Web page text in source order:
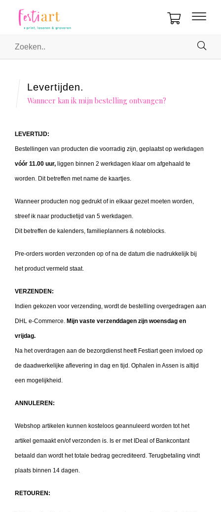
Levertijden.
Wanneer kan ik mijn bestelling ontvangen?
LEVERTIJD:
Bestellingen van producten die voorradig zijn, geplaatst op werkdagen
vóór 11.00 uur, liggen binnen 2 werkdagen klaar om afgehaald te
worden. Dit betreffen met name de kaartjes.
Wanneer producten nog gedrukt of in elkaar gezet moeten worden,
streef ik naar productietijd van 5 werkdagen.
Dit betreffen de kalenders, familieplanners & noteblocks.
Pre-orders worden verzonden op of na de datum die nadrukkelijk bij
het product vermeld staat.
VERZENDEN:
Indien gekozen voor verzending, wordt de bestelling overgedragen aan
DHL e-Commerce. Mijn vaste verzenddagen zijn woensdag en
vrijdag.
Na het overdragen aan de bezorgdienst heeft Festiart geen invloed op
de daadwerkelijke aflevering in dag en tijd. Ophalen in Assen is altijd
een mogelijkheid.
ANNULEREN:
Webshop artikelen kunnen kosteloos geannuleerd worden tot het
artikel gemaakt en/of verzonden is. Is er met IDeal of Bankcontant
betaald dan wordt het totale bedrag gecrediteerd. Terugbetaling vindt
plaats binnen 14 dagen.
RETOUREN: